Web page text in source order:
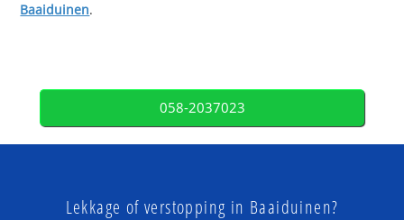
Baaiduinen.
058-2037023
Lekkage of verstopping in Baaiduinen?